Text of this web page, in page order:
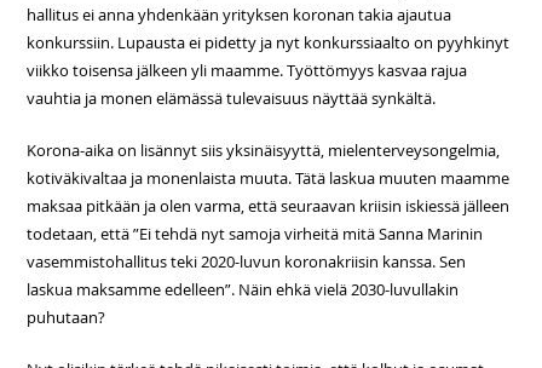
hallitus ei anna yhdenkään yrityksen koronan takia ajautua
konkurssiin. Lupausta ei pidetty ja nyt konkurssiaalto on pyyhkinyt
viikko toisensa jälkeen yli maamme. Työttömyys kasvaa rajua
vauhtia ja monen elämässä tulevaisuus näyttää synkältä.
Korona-aika on lisännyt siis yksinäisyyttä, mielenterveysongelmia,
kotiväkivaltaa ja monenlaista muuta. Tätä laskua muuten maamme
maksaa pitkään ja olen varma, että seuraavan kriisin iskiessä jälleen
todetaan, että ”Ei tehdä nyt samoja virheitä mitä Sanna Marinin
vasemmistohallitus teki 2020-luvun koronakriisin kanssa. Sen
laskua maksamme edelleen”. Näin ehkä vielä 2030-luvullakin
puhutaan?